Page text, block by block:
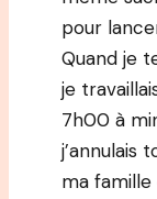
pour
Quand je
je
7h00 à
j’annulais
ma famille